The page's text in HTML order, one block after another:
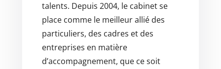
talents. Depuis 2004, le cabinet se
place comme le meilleur allié des
particuliers, des cadres et des
entreprises en matière
d’accompagnement, que ce soit